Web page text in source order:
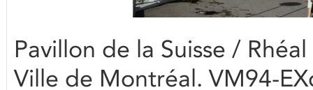
Pavillon de la Suisse /
Ville de Montréal. VM94-